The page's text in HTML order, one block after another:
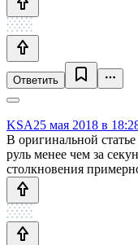
Ответить
KSA25 мая 2018 в
В оригинальной статье
руль менее чем за
столкновения